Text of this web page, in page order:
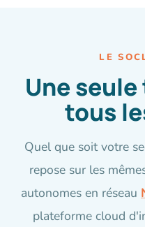
LE
Une
tous
Quel que soit votre
repose sur les
autonomes en réseau
plateforme cloud